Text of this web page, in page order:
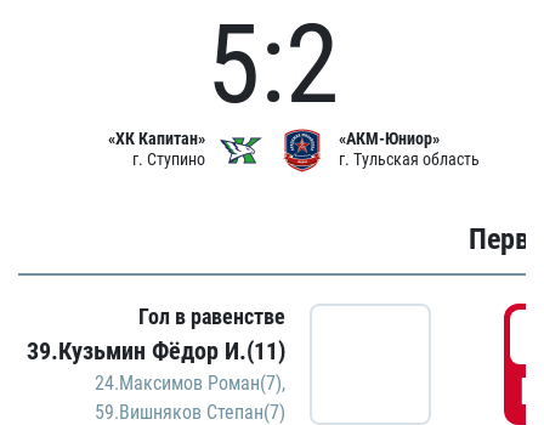
«ХК Капитан»
г. Ступино
5:2
«АКМ-Юниор»
г. Тульская область
Гол в равенстве
39.Кузьмин Фёдор И.(11)
24.Максимов Роман(7),
59.Вишняков Степан(7)